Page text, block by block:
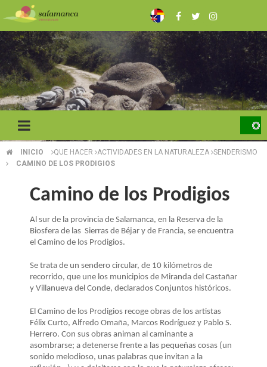
Pasar
al
contenido
principal
SOBRESCRIBIR
AYUDA
NAVEGACIÓN
INICIO QUE HACER ACTIVIDADES EN LA NATURALEZA SENDERISMO
CAMINO DE LOS PRODIGIOS
Camino de los Prodigios
Al sur de la provincia de Salamanca, en la Reserva de la
Biosfera de las Sierras de Béjar y de Francia, se encuentra
el Camino de los Prodigios.
Se trata de un sendero circular, de 10 kilómetros de
recorrido, que une los municipios de Miranda del Castañar
y Villanueva del Conde, declarados Conjuntos históricos.
El Camino de los Prodigios recoge obras de los artistas
Félix Curto, Alfredo Omaña, Marcos Rodríguez y Pablo S.
Herrero. Con sus obras animan al caminante a
asombrarse; a detenerse frente a las pequeñas cosas (un
sonido melodioso, unas palabras que invitan a la